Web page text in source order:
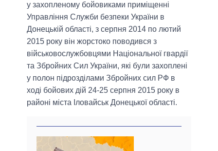
у захопленому бойовиками приміщенні
Управління Служби безпеки України в
Донецькій області, з серпня 2014 по лютий
2015 року він жорстоко поводився з
військовослужбовцями Національної гвардії
та Збройних Сил України, які були захоплені
у полон підрозділами Збройних сил РФ в
ході бойових дій 24-25 серпня 2015 року в
районі міста Іловайськ Донецької області.